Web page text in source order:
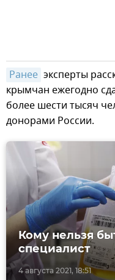
Ранее эксперты
крымчан ежегодно
более шести тысяч
донорами России.
4 августа 2021, 18:51
Кому нельзя
специалист